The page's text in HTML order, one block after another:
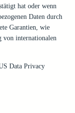
hat oder wenn
Daten durch
Garantien, wie
von internationalen
Data Privacy